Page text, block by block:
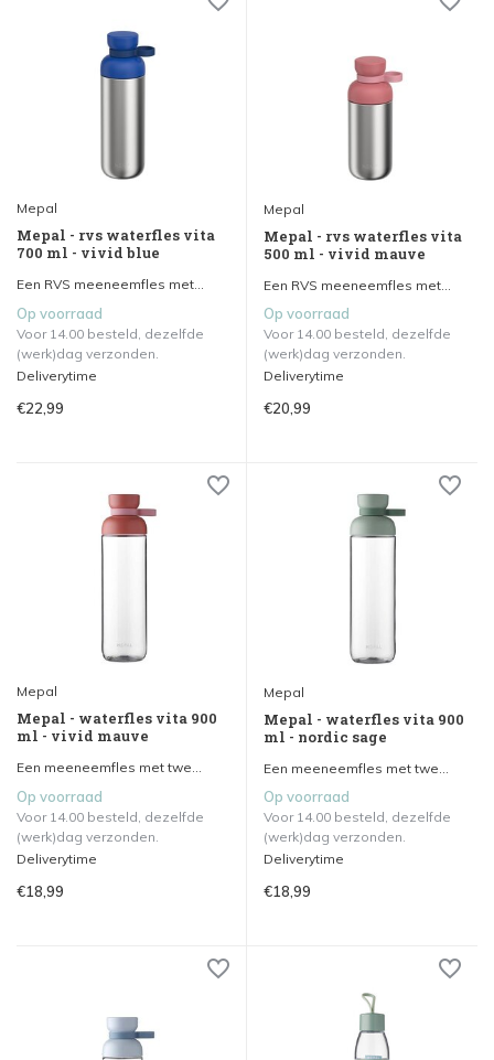
Mepal
Mepal - rvs waterfles vita
700 ml - vivid blue
Een RVS meeneemfles met...
Op voorraad
Voor 14.00 besteld, dezelfde
(werk)dag verzonden.
Deliverytime
€22,99
Mepal
Mepal - rvs waterfles vita
500 ml - vivid mauve
Een RVS meeneemfles met...
Op voorraad
Voor 14.00 besteld, dezelfde
(werk)dag verzonden.
Deliverytime
€20,99
Mepal
Mepal - waterfles vita 900
ml - vivid mauve
Een meeneemfles met twe...
Op voorraad
Voor 14.00 besteld, dezelfde
(werk)dag verzonden.
Deliverytime
€18,99
Mepal
Mepal - waterfles vita 900
ml - nordic sage
Een meeneemfles met twe...
Op voorraad
Voor 14.00 besteld, dezelfde
(werk)dag verzonden.
Deliverytime
€18,99